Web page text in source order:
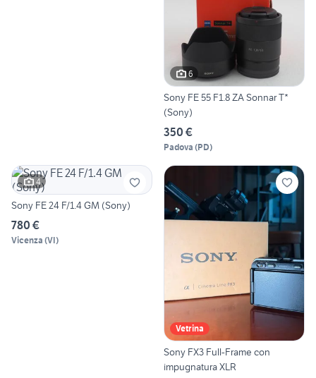
6
Sony FE 55 F1.8 ZA Sonnar T*
(Sony)
350 €
Padova (PD)
4
Sony FE 24 F/1.4 GM (Sony)
780 €
Vicenza (VI)
Vetrina
Sony FX3 Full-Frame con
impugnatura XLR